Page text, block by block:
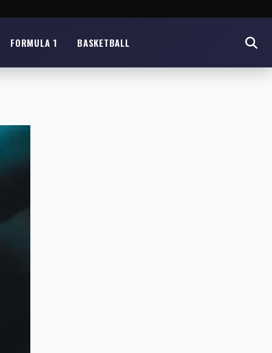
FORMULA 1 BASKETBALL